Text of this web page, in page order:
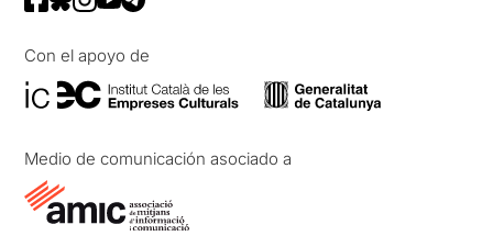
Con el apoyo de
Medio de comunicación asociado a